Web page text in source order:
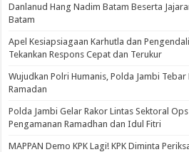
Danlanud Hang Nadim Batam Beserta
Batam
Apel Kesiapsiagaan Karhutla dan
Tekankan Respons Cepat dan Terukur
Wujudkan Polri Humanis, Polda Jambi Tebar
Ramadan
Polda Jambi Gelar Rakor Lintas Sektoral
Pengamanan Ramadhan dan Idul Fitri
‎MAPPAN Demo KPK Lagi! KPK Diminta